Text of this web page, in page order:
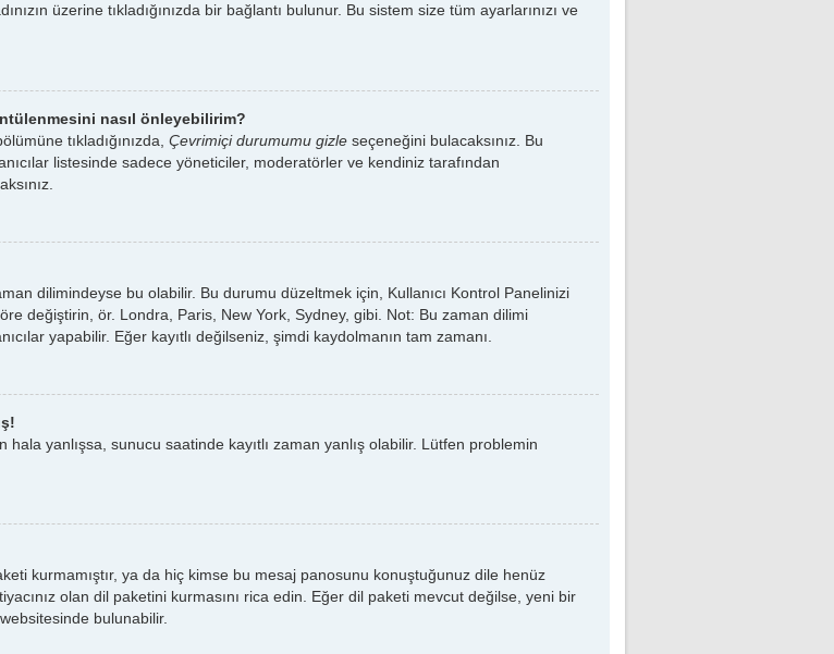
üzerine tıkladığınızda bir bağlantı bulunur. Bu sistem size tüm ayarlarınızı ve
nasıl önleyebilirim?
tıkladığınızda, Çevrimiçi durumumu gizle seçeneğini bulacaksınız. Bu
listesinde sadece yöneticiler, moderatörler ve kendiniz tarafından
dilimindeyse bu olabilir. Bu durumu düzeltmek için, Kullanıcı Kontrol Panelinizi
değiştirin, ör. Londra, Paris, New York, Sydney, gibi. Not: Bu zaman dilimi
yapabilir. Eğer kayıtlı değilseniz, şimdi kaydolmanın tam zamanı.
yanlışsa, sunucu saatinde kayıtlı zaman yanlış olabilir. Lütfen problemin
kurmamıştır, ya da hiç kimse bu mesaj panosunu konuştuğunuz dile henüz
olan dil paketini kurmasını rica edin. Eğer dil paketi mevcut değilse, yeni bir
bulunabilir.